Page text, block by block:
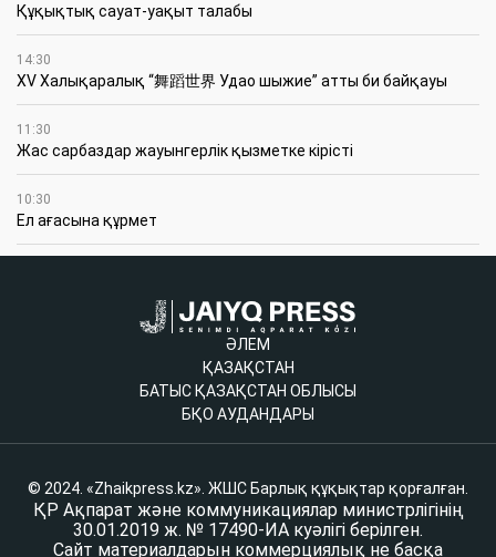
Құқықтық сауат-уақыт талабы
14:30
XV Халықаралық “舞蹈世界 Удао шыжие” атты би байқауы
11:30
Жас сарбаздар жауынгерлік қызметке кірісті
10:30
Ел ағасына құрмет
ӘЛЕМ
ҚАЗАҚСТАН
БАТЫС ҚАЗАҚСТАН ОБЛЫСЫ
БҚО АУДАНДАРЫ
© 2024. «Zhaikpress.kz». ЖШС Барлық құқықтар қорғалған.
ҚР Ақпарат және коммуникациялар министрлігінің
30.01.2019 ж. № 17490-ИА куәлігі берілген.
Сайт материалдарын коммерциялық не басқа